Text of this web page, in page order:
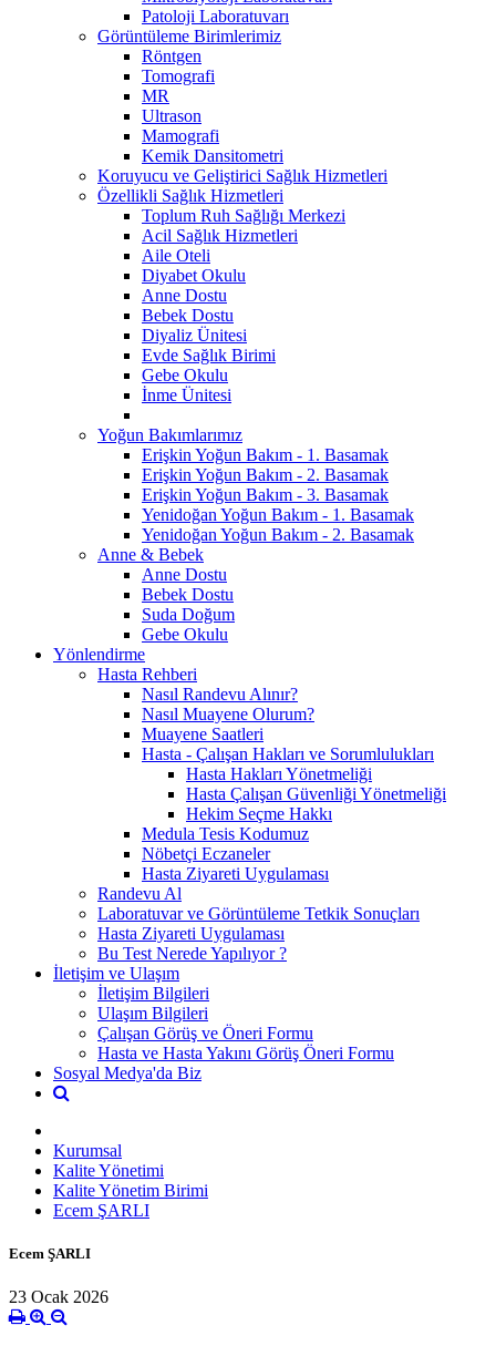
Patoloji Laboratuvarı
Görüntüleme Birimlerimiz
Röntgen
Tomografi
MR
Ultrason
Mamografi
Kemik Dansitometri
Koruyucu ve Geliştirici Sağlık Hizmetleri
Özellikli Sağlık Hizmetleri
Toplum Ruh Sağlığı Merkezi
Acil Sağlık Hizmetleri
Aile Oteli
Diyabet Okulu
Anne Dostu
Bebek Dostu
Diyaliz Ünitesi
Evde Sağlık Birimi
Gebe Okulu
İnme Ünitesi
Yoğun Bakımlarımız
Erişkin Yoğun Bakım - 1. Basamak
Erişkin Yoğun Bakım - 2. Basamak
Erişkin Yoğun Bakım - 3. Basamak
Yenidoğan Yoğun Bakım - 1. Basamak
Yenidoğan Yoğun Bakım - 2. Basamak
Anne & Bebek
Anne Dostu
Bebek Dostu
Suda Doğum
Gebe Okulu
Yönlendirme
Hasta Rehberi
Nasıl Randevu Alınır?
Nasıl Muayene Olurum?
Muayene Saatleri
Hasta - Çalışan Hakları ve Sorumlulukları
Hasta Hakları Yönetmeliği
Hasta Çalışan Güvenliği Yönetmeliği
Hekim Seçme Hakkı
Medula Tesis Kodumuz
Nöbetçi Eczaneler
Hasta Ziyareti Uygulaması
Randevu Al
Laboratuvar ve Görüntüleme Tetkik Sonuçları
Hasta Ziyareti Uygulaması
Bu Test Nerede Yapılıyor ?
İletişim ve Ulaşım
İletişim Bilgileri
Ulaşım Bilgileri
Çalışan Görüş ve Öneri Formu
Hasta ve Hasta Yakını Görüş Öneri Formu
Sosyal Medya'da Biz
Kurumsal
Kalite Yönetimi
Kalite Yönetim Birimi
Ecem ŞARLI
Ecem ŞARLI
23 Ocak 2026